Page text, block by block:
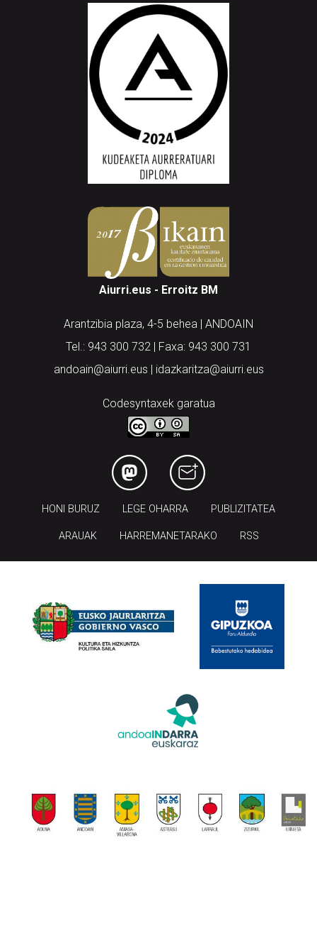
Aiurri.eus - Erroitz BM
Arantzibia plaza, 4-5 behea | ANDOAIN
Tel.: 943 300 732 | Faxa: 943 300 731
andoain@aiurri.eus | idazkaritza@aiurri.eus
Codesyntaxek garatua
HONI BURUZ LEGE OHARRA PUBLIZITATEA
ARAUAK HARREMANETARAKO RSS